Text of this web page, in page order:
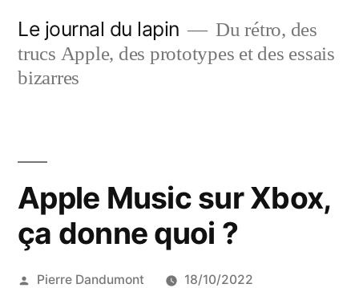
contenu
Le journal du lapin
Du rétro, des
trucs Apple, des prototypes et des essais
bizarres
Apple Music sur Xbox,
ça donne quoi ?
Publié
Pierre Dandumont
18/10/2022